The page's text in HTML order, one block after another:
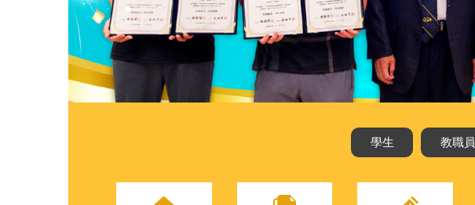
學生 教職員